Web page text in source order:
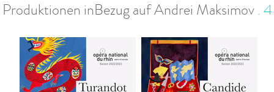
Produktionen inBezug auf Andrei Maksimov.4